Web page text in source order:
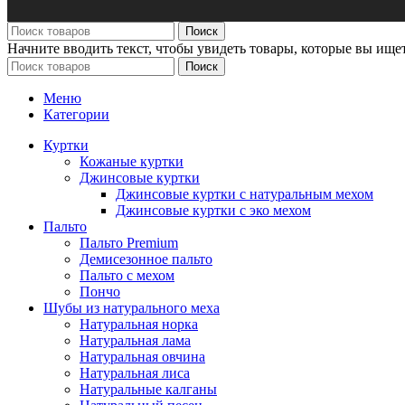
Поиск
Начните вводить текст, чтобы увидеть товары, которые вы
Поиск
Меню
Категории
Куртки
Кожаные куртки
Джинсовые куртки
Джинсовые куртки с натуральным мехом
Джинсовые куртки с эко мехом
Пальто
Пальто Premium
Демисезонное пальто
Пальто с мехом
Пончо
Шубы из натурального меха
Натуральная норка
Натуральная лама
Натуральная овчина
Натуральная лиса
Натуральные калганы